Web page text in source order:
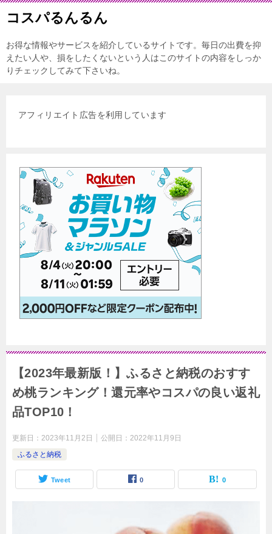
コスパるんるん
お得な情報やサービスを紹介しているサイトです。毎日の出費を抑
えたい人や、損をしたくないという人はこのサイトの内容をしっか
りチェックしてみて下さいね。
アフィリエイト広告を利用しています
【2023年最新版！】ふるさと納税のおすす
め桃ランキング！還元率やコスパの良い返礼
品TOP10！
更新日： 2023年11月2日 公開日： 2022年11月9日
ふるさと納税
Tweet 0 0